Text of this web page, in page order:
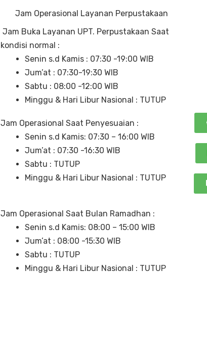
Jam Operasional Layanan Perpustakaan
Jam Buka Layanan UPT. Perpustakaan Saat
kondisi normal :
Senin s.d Kamis : 07:30 -19:00 WIB
Jum’at : 07:30-19:30 WIB
Sabtu : 08:00 -12:00 WIB
Minggu & Hari Libur Nasional : TUTUP
Jam Operasional Saat Penyesuaian :
Senin s.d Kamis: 07:30 – 16:00 WIB
Jum’at : 07:30 -16:30 WIB
Sabtu : TUTUP
Minggu & Hari Libur Nasional : TUTUP
Jam Operasional Saat Bulan Ramadhan :
Senin s.d Kamis: 08:00 – 15:00 WIB
Jum’at : 08:00 -15:30 WIB
Sabtu : TUTUP
Minggu & Hari Libur Nasional : TUTUP